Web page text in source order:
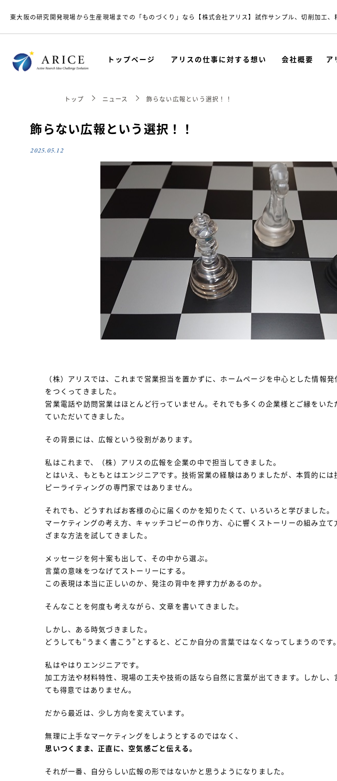
東大阪の研究開発現場から生産現場までの「ものづくり」なら【株式会社アリス】試作サンプル、切削加工
トップページ アリスの仕事に対する想い 会社概要 ア
トップ ニュース 飾らない広報という選択！！
飾らない広報という選択！！
2025.05.12
（株）アリスでは、これまで営業担当を置かずに、ホームページを中心とした情報
をつくってきました。
営業電話や訪問営業はほとんど行っていません。それでも多くの企業様とご縁をい
ていただいてきました。
その背景には、広報という役割があります。
私はこれまで、（株）アリスの広報を企業の中で担当してきました。
とはいえ、もともとはエンジニアです。技術営業の経験はありましたが、本質的に
ピーライティングの専門家ではありません。
それでも、どうすればお客様の心に届くのかを知りたくて、いろいろと学びました。
マーケティングの考え方、キャッチコピーの作り方、心に響くストーリーの組み立
ざまな方法を試してきました。
メッセージを何十案も出して、その中から選ぶ。
言葉の意味をつなげてストーリーにする。
この表現は本当に正しいのか、発注の背中を押す力があるのか。
そんなことを何度も考えながら、文章を書いてきました。
しかし、ある時気づきました。
どうしても“うまく書こう”とすると、どこか自分の言葉ではなくなってしまうのです。
私はやはりエンジニアです。
加工方法や材料特性、現場の工夫や技術の話なら自然に言葉が出てきます。しかし
ても得意ではありません。
だから最近は、少し方向を変えています。
無理に上手なマーケティングをしようとするのではなく、
思いつくまま、正直に、空気感ごと伝える。
それが一番、自分らしい広報の形ではないかと思うようになりました。